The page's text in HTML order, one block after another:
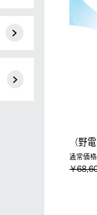
（野
通常価格
￥